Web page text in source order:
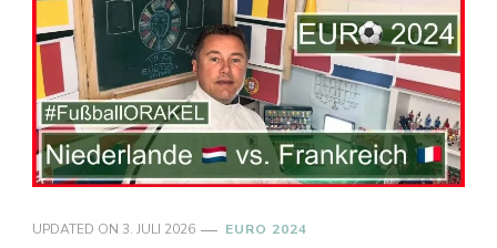
UPDATED ON 3. JULI 2026 EURO 2024